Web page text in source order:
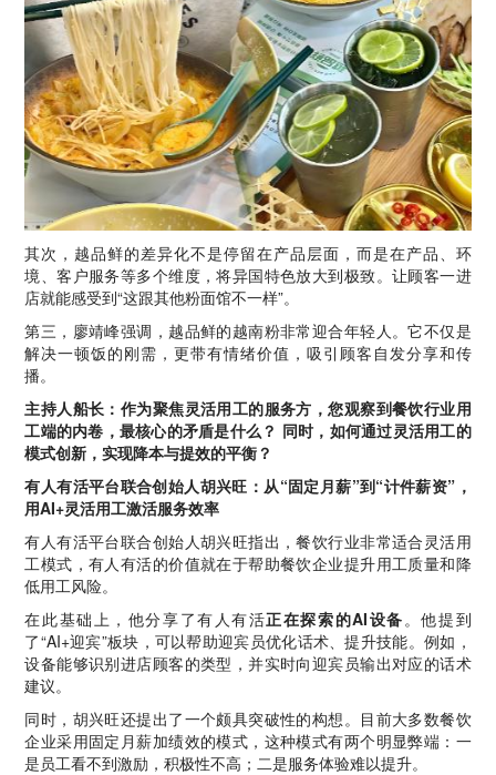
其次，越品鲜的差异化不是停留在产品层面，而是在产品、环
境、客户服务等多个维度，将异国特色放大到极致。让顾客一进
店就能感受到“这跟其他粉面馆不一样”。
第三，廖靖峰强调，越品鲜的越南粉非常迎合年轻人。它不仅是
解决一顿饭的刚需，更带有情绪价值，吸引顾客自发分享和传
播。
主持人船长：作为聚焦灵活用工的服务方，您观察到餐饮行业用
工端的内卷，最核心的矛盾是什么？ 同时，如何通过灵活用工的
模式创新，实现降本与提效的平衡？
有人有活平台联合创始人胡兴旺：从“固定月薪”到“计件薪资”，
用AI+灵活用工激活服务效率
有人有活平台联合创始人胡兴旺指出，餐饮行业非常适合灵活用
工模式，有人有活的价值就在于帮助餐饮企业提升用工质量和降
低用工风险。
在此基础上，他分享了有人有活正在探索的AI设备 。他提到
了“AI+迎宾”板块，可以帮助迎宾员优化话术、提升技能。例如，
设备能够识别进店顾客的类型，并实时向迎宾员输出对应的话术
建议。
同时，胡兴旺还提出了一个颇具突破性的构想。目前大多数餐饮
企业采用固定月薪加绩效的模式，这种模式有两个明显弊端：一
是员工看不到激励，积极性不高；二是服务体验难以提升。